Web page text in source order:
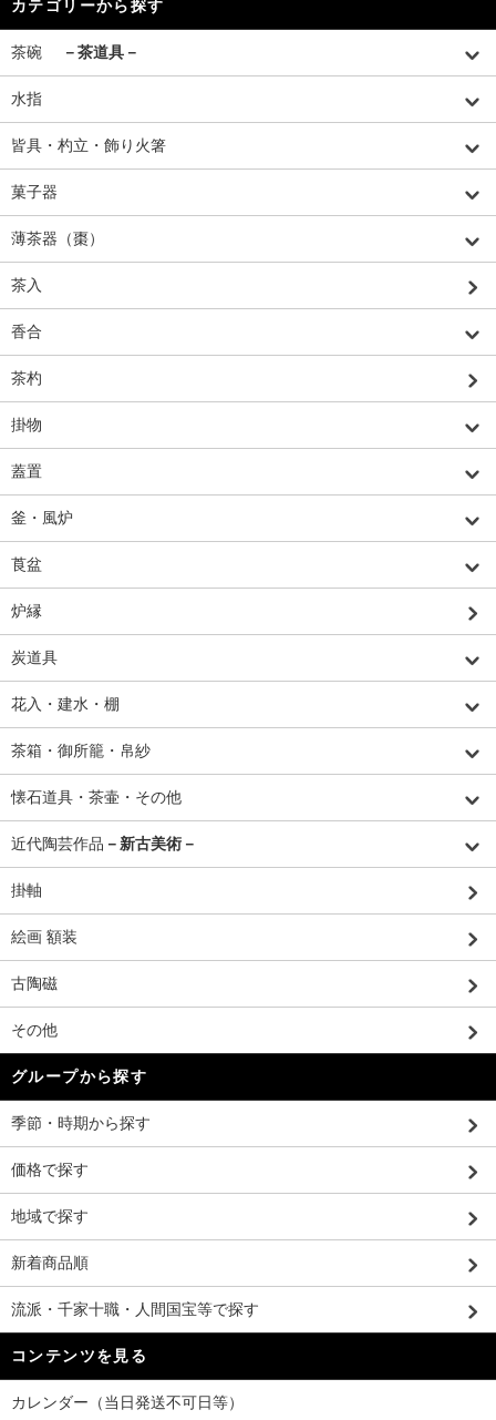
カテゴリーから探す
茶碗 －茶道具－
水指
皆具・杓立・飾り火箸
菓子器
薄茶器（棗）
茶入
香合
茶杓
掛物
蓋置
釜・風炉
莨盆
炉縁
炭道具
花入・建水・棚
茶箱・御所籠・帛紗
懐石道具・茶壷・その他
近代陶芸作品 －新古美術－
掛軸
絵画 額装
古陶磁
その他
グループから探す
季節・時期から探す
価格で探す
地域で探す
新着商品順
流派・千家十職・人間国宝等で探す
コンテンツを見る
カレンダー（当日発送不可日等）